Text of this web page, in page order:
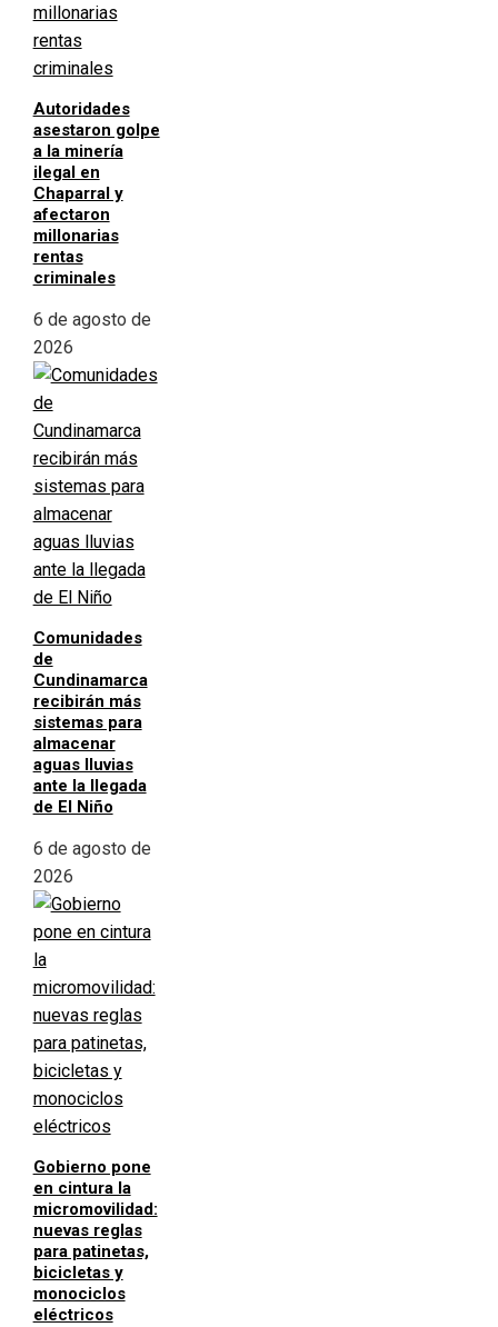
Autoridades
asestaron golpe
a la minería
ilegal en
Chaparral y
afectaron
millonarias
rentas
criminales
6 de agosto de
2026
Comunidades
de
Cundinamarca
recibirán más
sistemas para
almacenar
aguas lluvias
ante la llegada
de El Niño
6 de agosto de
2026
Gobierno pone
en cintura la
micromovilidad:
nuevas reglas
para patinetas,
bicicletas y
monociclos
eléctricos